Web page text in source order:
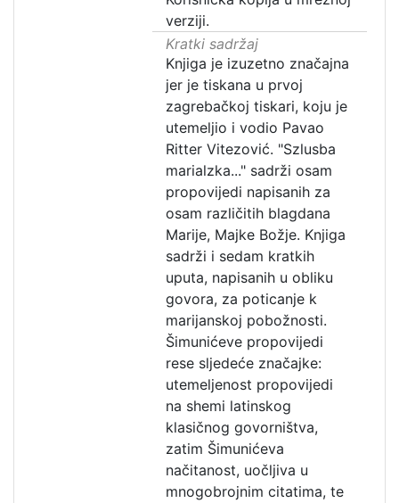
verziji.
Kratki sadržaj
Knjiga je izuzetno značajna
jer je tiskana u prvoj
zagrebačkoj tiskari, koju je
utemeljio i vodio Pavao
Ritter Vitezović. "Szlusba
marialzka..." sadrži osam
propovijedi napisanih za
osam različitih blagdana
Marije, Majke Božje. Knjiga
sadrži i sedam kratkih
uputa, napisanih u obliku
govora, za poticanje k
marijanskoj pobožnosti.
Šimunićeve propovijedi
rese sljedeće značajke:
utemeljenost propovijedi
na shemi latinskog
klasičnog govorništva,
zatim Šimunićeva
načitanost, uočljiva u
mnogobrojnim citatima, te